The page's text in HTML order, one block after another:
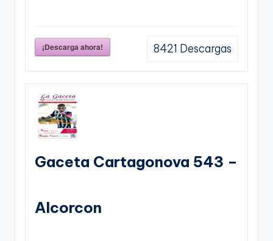
¡Descarga ahora! 8421 Descargas
Gaceta Cartagonova 543 –
Alcorcon